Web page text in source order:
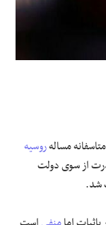
مسالهروسیه
از سوی دولت
شد.